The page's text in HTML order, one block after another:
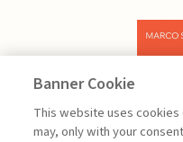
Previous
Banner Cookie
This website uses
may, only with your